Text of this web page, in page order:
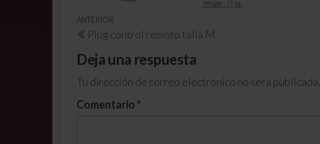
ANTERIOR
Plug control remoto talla M
Deja una respuesta
Tu dirección de correo electrónico no será publicada.
Comentario *